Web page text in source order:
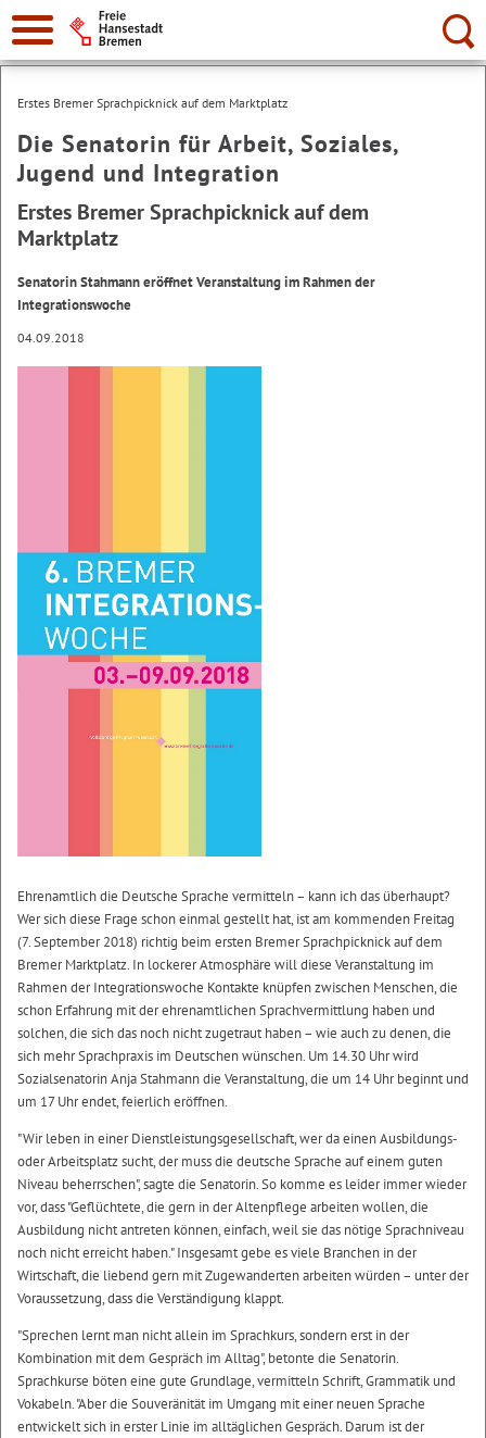
Suche:
Erstes Bremer Sprachpicknick auf dem Marktplatz
Die Senatorin für Arbeit, Soziales,
Jugend und Integration
Erstes Bremer Sprachpicknick auf dem
Marktplatz
Senatorin Stahmann eröffnet Veranstaltung im Rahmen der
Integrationswoche
04.09.2018
Ehrenamtlich die Deutsche Sprache vermitteln – kann ich das überhaupt?
Wer sich diese Frage schon einmal gestellt hat, ist am kommenden Freitag
(7. September 2018) richtig beim ersten Bremer Sprachpicknick auf dem
Bremer Marktplatz. In lockerer Atmosphäre will diese Veranstaltung im
Rahmen der Integrationswoche Kontakte knüpfen zwischen Menschen, die
schon Erfahrung mit der ehrenamtlichen Sprachvermittlung haben und
solchen, die sich das noch nicht zugetraut haben – wie auch zu denen, die
sich mehr Sprachpraxis im Deutschen wünschen. Um 14.30 Uhr wird
Sozialsenatorin Anja Stahmann die Veranstaltung, die um 14 Uhr beginnt und
um 17 Uhr endet, feierlich eröffnen.
"Wir leben in einer Dienstleistungsgesellschaft, wer da einen Ausbildungs-
oder Arbeitsplatz sucht, der muss die deutsche Sprache auf einem guten
Niveau beherrschen", sagte die Senatorin. So komme es leider immer wieder
vor, dass "Geflüchtete, die gern in der Altenpflege arbeiten wollen, die
Ausbildung nicht antreten können, einfach, weil sie das nötige Sprachniveau
noch nicht erreicht haben." Insgesamt gebe es viele Branchen in der
Wirtschaft, die liebend gern mit Zugewanderten arbeiten würden – unter der
Voraussetzung, dass die Verständigung klappt.
"Sprechen lernt man nicht allein im Sprachkurs, sondern erst in der
Kombination mit dem Gespräch im Alltag", betonte die Senatorin.
Sprachkurse böten eine gute Grundlage, vermitteln Schrift, Grammatik und
Vokabeln. "Aber die Souveränität im Umgang mit einer neuen Sprache
entwickelt sich in erster Linie im alltäglichen Gespräch. Darum ist der